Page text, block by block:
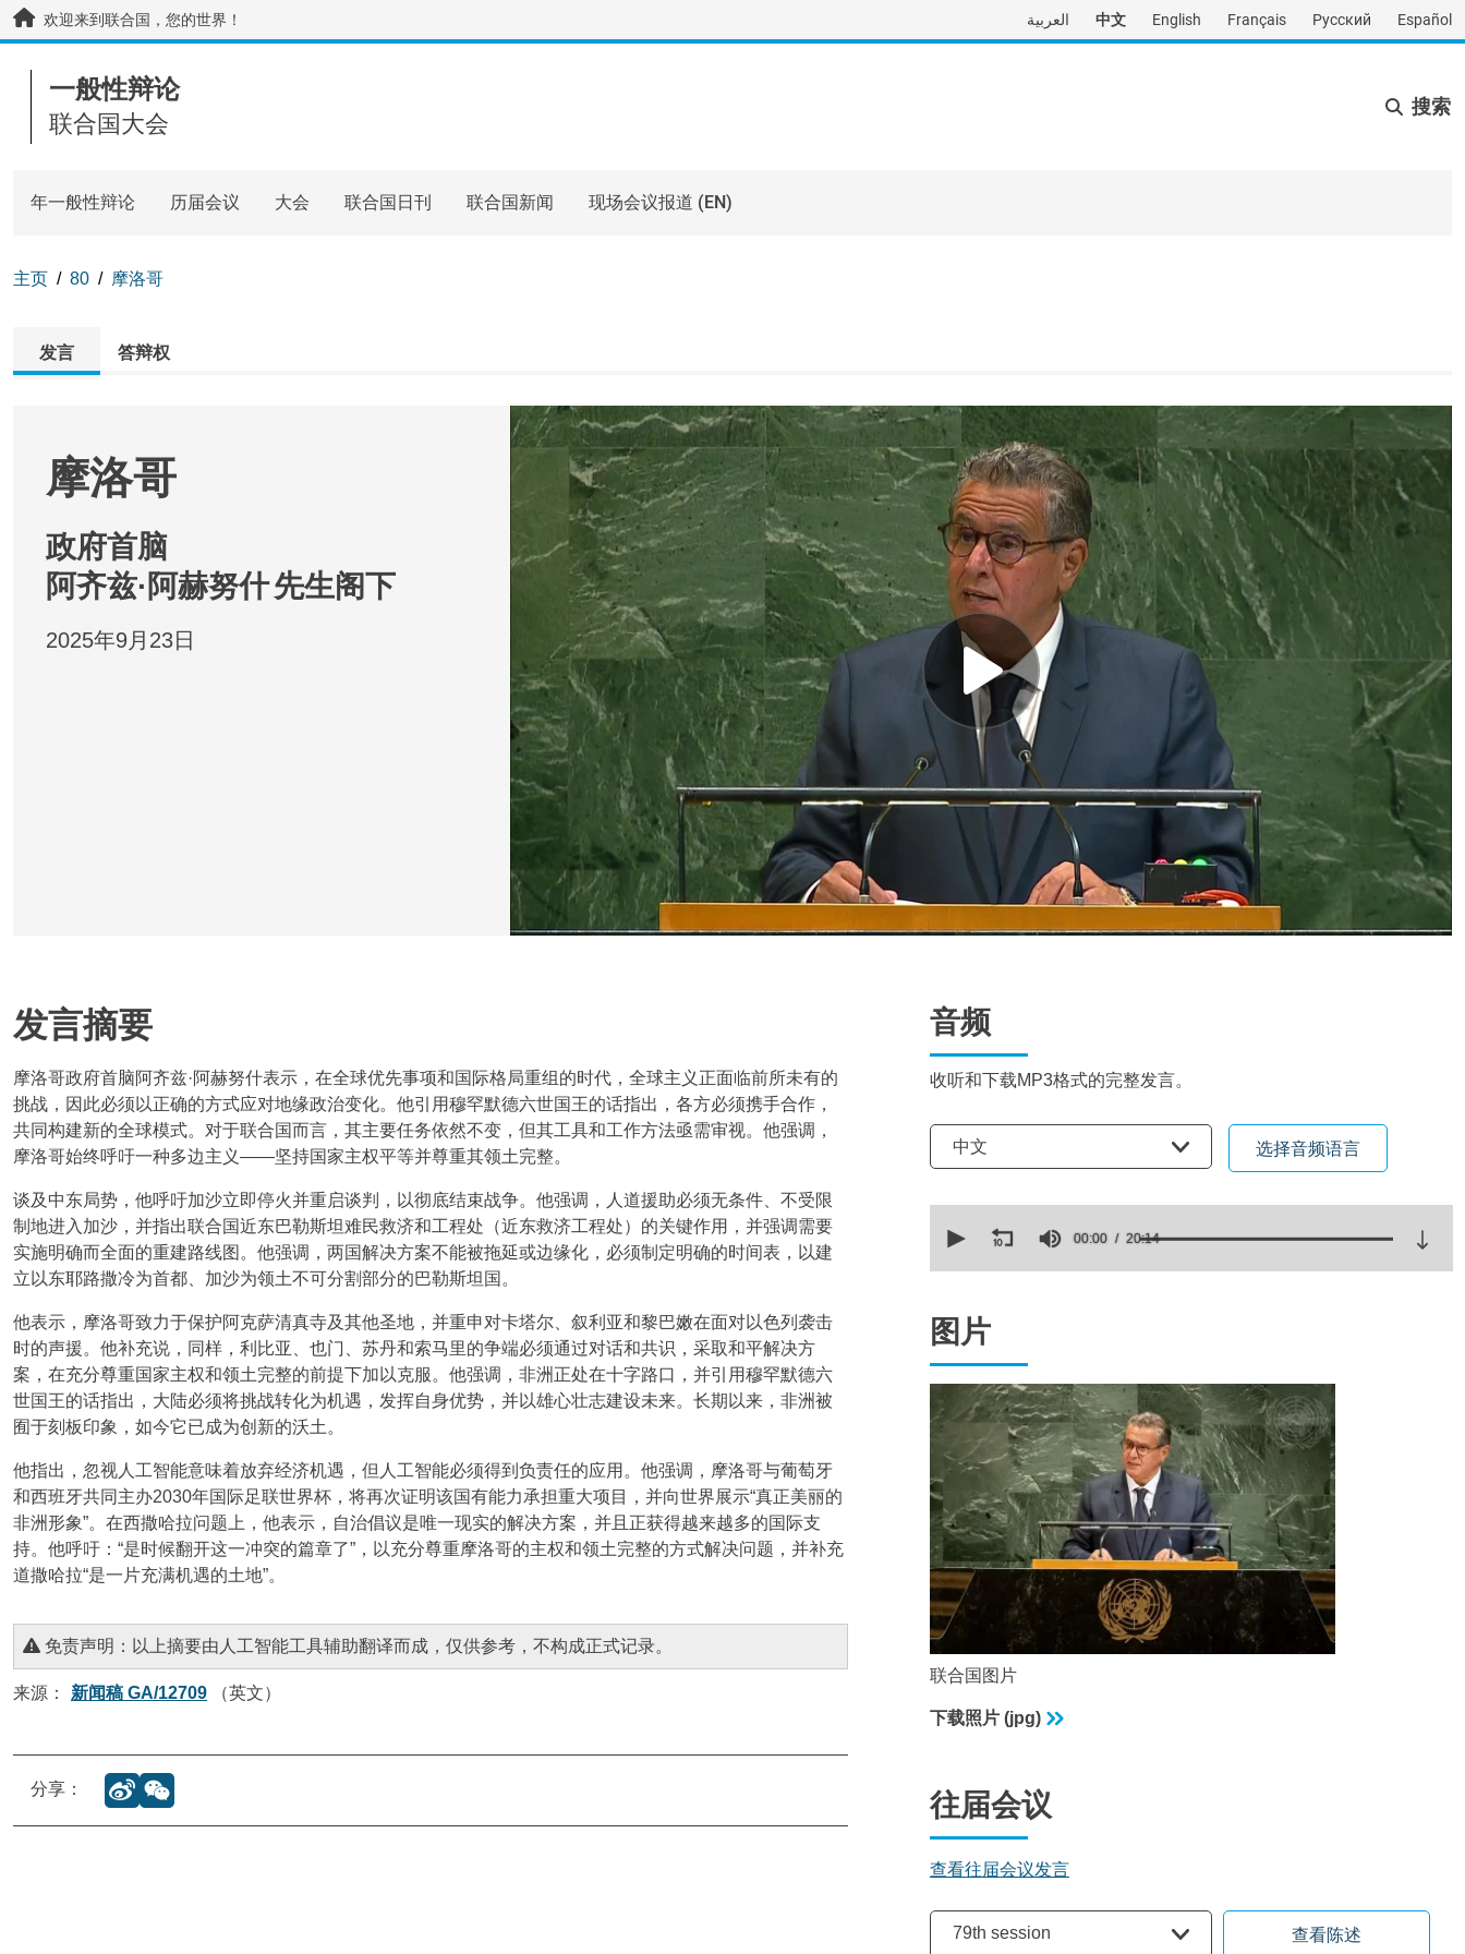
Skip to main content / navigation
欢迎来到联合国，您的世界！ العربية 中文 English Français Русский Español
一般性辩论
联合国大会
搜索
年一般性辩论 历届会议 大会 联合国日刊 联合国新闻 现场会议报道 (EN)
主页 80 摩洛哥
发言 答辩权
摩洛哥
政府首脑
阿齐兹·阿赫努什先生阁下
2025年9月23日
发言摘要
摩洛哥政府首脑阿齐兹·阿赫努什表示，在全球优先事项和国际格局重组的时代，全球主义正面临前所未有的
挑战，因此必须以正确的方式应对地缘政治变化。他引用穆罕默德六世国王的话指出，各方必须携手合作，
共同构建新的全球模式。对于联合国而言，其主要任务依然不变，但其工具和工作方法亟需审视。他强调，
摩洛哥始终呼吁一种多边主义——坚持国家主权平等并尊重其领土完整。
谈及中东局势，他呼吁加沙立即停火并重启谈判，以彻底结束战争。他强调，人道援助必须无条件、不受限
制地进入加沙，并指出联合国近东巴勒斯坦难民救济和工程处（近东救济工程处）的关键作用，并强调需要
实施明确而全面的重建路线图。他强调，两国解决方案不能被拖延或边缘化，必须制定明确的时间表，以建
立以东耶路撒冷为首都、加沙为领土不可分割部分的巴勒斯坦国。
他表示，摩洛哥致力于保护阿克萨清真寺及其他圣地，并重申对卡塔尔、叙利亚和黎巴嫩在面对以色列袭击
时的声援。他补充说，同样，利比亚、也门、苏丹和索马里的争端必须通过对话和共识，采取和平解决方
案，在充分尊重国家主权和领土完整的前提下加以克服。他强调，非洲正处在十字路口，并引用穆罕默德六
世国王的话指出，大陆必须将挑战转化为机遇，发挥自身优势，并以雄心壮志建设未来。长期以来，非洲被
囿于刻板印象，如今它已成为创新的沃土。
他指出，忽视人工智能意味着放弃经济机遇，但人工智能必须得到负责任的应用。他强调，摩洛哥与葡萄牙
和西班牙共同主办2030年国际足联世界杯，将再次证明该国有能力承担重大项目，并向世界展示“真正美丽的
非洲形象”。在西撒哈拉问题上，他表示，自治倡议是唯一现实的解决方案，并且正获得越来越多的国际支
持。他呼吁：“是时候翻开这一冲突的篇章了”，以充分尊重摩洛哥的主权和领土完整的方式解决问题，并补充
道撒哈拉“是一片充满机遇的土地”。
免责声明：以上摘要由人工智能工具辅助翻译而成，仅供参考，不构成正式记录。
来源： 新闻稿 GA/12709 （英文）
分享：
音频
收听和下载MP3格式的完整发言。
选择语言
中文 选择音频语言
seconds
seconds
90%
00:00 20:14
图片
联合国图片
下载照片 (jpg)
往届会议
查看往届会议发言
79th session 查看陈述